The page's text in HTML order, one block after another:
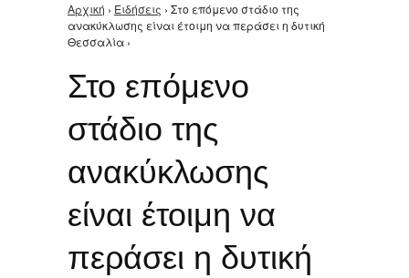
Είστε εδώ
Αρχική › Ειδήσεις › Στο επόμενο στάδιο της
ανακύκλωσης είναι έτοιμη να περάσει η δυτική
Θεσσαλία ›
Στο επόμενο
στάδιο της
ανακύκλωσης
είναι έτοιμη να
περάσει η δυτική